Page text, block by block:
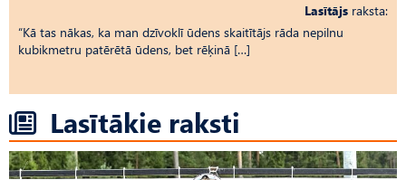
Lasītājs raksta:
“Kā tas nākas, ka man dzīvoklī ūdens skaitītājs rāda nepilnu
kubikmetru patērētā ūdens, bet rēķinā […]
Lasītākie raksti